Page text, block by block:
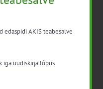
seirearuanded
edaspidi AKIS teabesalve
iga uudiskirja lõpus